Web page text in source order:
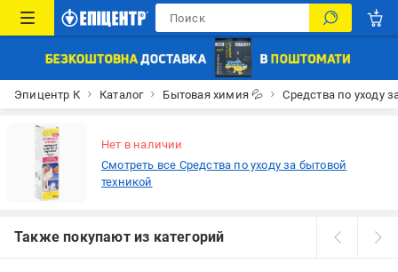
Эпицентр К Каталог Бытовая химия 💦 Средства по уходу
Нет в наличии
Смотреть все Средства по уходу за бытовой
техникой
Также покупают из категорий